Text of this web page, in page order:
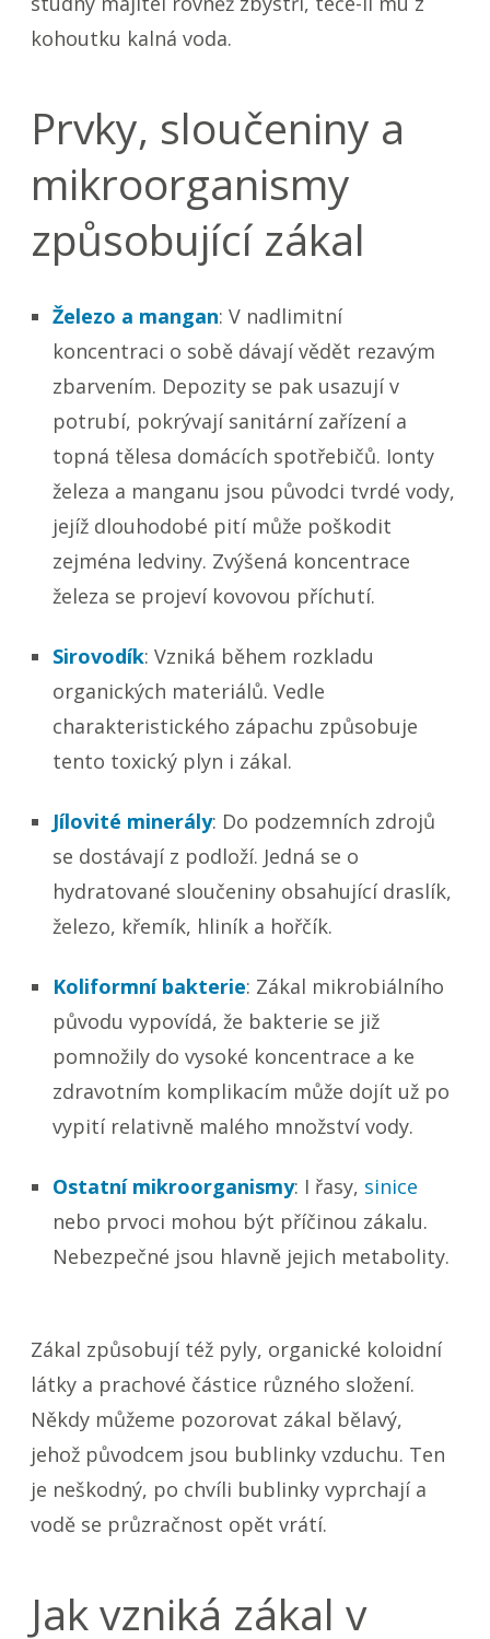
kohoutku kalná voda.
Prvky, sloučeniny a
mikroorganismy
způsobující zákal
Železo a mangan: V nadlimitní
koncentraci o sobě dávají vědět rezavým
zbarvením. Depozity se pak usazují v
potrubí, pokrývají sanitární zařízení a
topná tělesa domácích spotřebičů. Ionty
železa a manganu jsou původci tvrdé vody,
jejíž dlouhodobé pití může poškodit
zejména ledviny. Zvýšená koncentrace
železa se projeví kovovou příchutí.
Sirovodík: Vzniká během rozkladu
organických materiálů. Vedle
charakteristického zápachu způsobuje
tento toxický plyn i zákal.
Jílovité minerály: Do podzemních zdrojů
se dostávají z podloží. Jedná se o
hydratované sloučeniny obsahující draslík,
železo, křemík, hliník a hořčík.
Koliformní bakterie: Zákal mikrobiálního
původu vypovídá, že bakterie se již
pomnožily do vysoké koncentrace a ke
zdravotním komplikacím může dojít už po
vypití relativně malého množství vody.
Ostatní mikroorganismy: I řasy, sinice
nebo prvoci mohou být příčinou zákalu.
Nebezpečné jsou hlavně jejich metabolity.
Zákal způsobují též pyly, organické koloidní
látky a prachové částice různého složení.
Někdy můžeme pozorovat zákal bělavý,
jehož původcem jsou bublinky vzduchu. Ten
je neškodný, po chvíli bublinky vyprchají a
vodě se průzračnost opět vrátí.
Jak vzniká zákal v